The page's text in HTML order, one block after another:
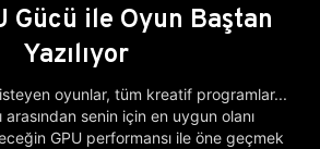
Gücü ile Oyun Baştan
Yazılıyor
oyunlar, tüm kreatif programlar...
senin için en uygun olanı
GPU performansı ile öne geçmek